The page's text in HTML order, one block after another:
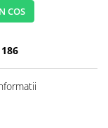
COS